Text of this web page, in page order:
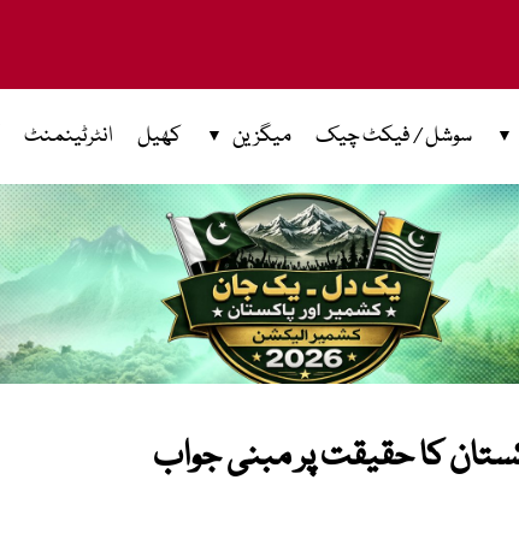
سوشل / فیکٹ چیک میگزین کھیل انٹرٹینمنٹ
کا حقیقت پر مبنی جواب